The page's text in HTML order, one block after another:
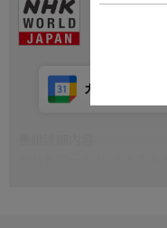
NHKワール
カレンダー登録
ＮＨＫワールド ＪＡＰ